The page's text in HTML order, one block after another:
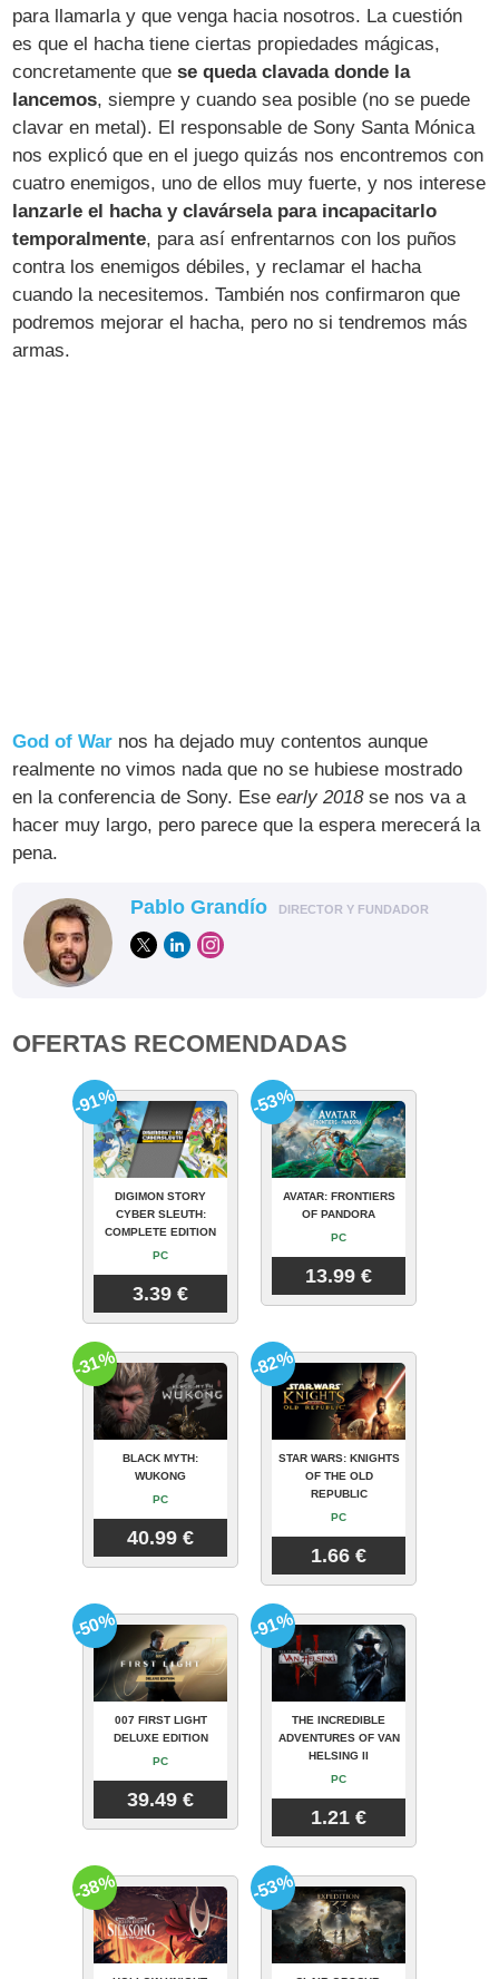
para llamarla y que venga hacia nosotros. La cuestión
es que el hacha tiene ciertas propiedades mágicas,
concretamente quese queda clavada donde la
lancemos, siempre y cuando sea posible (no se puede
clavar en metal). El responsable de Sony Santa Mónica
nos explicó que en el juego quizás nos encontremos con
cuatro enemigos, uno de ellos muy fuerte, y nos interese
lanzarle el hacha y clavársela para incapacitarlo
temporalmente, para así enfrentarnos con los puños
contra los enemigos débiles, y reclamar el hacha
cuando la necesitemos. También nos confirmaron que
podremos mejorar el hacha, pero no si tendremos más
armas.
God of War nos ha dejado muy contentos aunque
realmente no vimos nada que no se hubiese mostrado
en la conferencia de Sony. Eseearly 2018se nos va a
hacer muy largo, pero parece que la espera merecerá la
pena.
Pablo Grandío DIRECTOR Y FUNDADOR
OFERTAS RECOMENDADAS
DIGIMON STORY
CYBER SLEUTH:
COMPLETE EDITION
PC
3.39 €
-91%
AVATAR: FRONTIERS
OF PANDORA
PC
13.99 €
-53%
BLACK MYTH:
WUKONG
PC
40.99 €
-31%
STAR WARS: KNIGHTS
OF THE OLD
REPUBLIC
PC
1.66 €
-82%
007 FIRST LIGHT
DELUXE EDITION
PC
39.49 €
-50%
THE INCREDIBLE
ADVENTURES OF VAN
HELSING II
PC
1.21 €
-91%
-38% -53%